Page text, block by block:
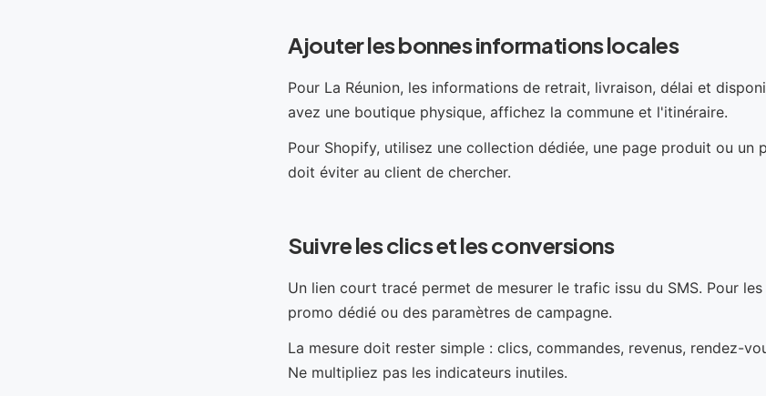
Ajouter les bonnes informations locales
Pour La Réunion, les informations de retrait, livraison, délai et
avez une boutique physique, affichez la commune et l'itinéraire.
Pour Shopify, utilisez une collection dédiée, une page produit ou un
doit éviter au client de chercher.
Suivre les clics et les conversions
Un lien court tracé permet de mesurer le trafic issu du SMS. Pour
promo dédié ou des paramètres de campagne.
La mesure doit rester simple : clics, commandes, revenus, rendez-
Ne multipliez pas les indicateurs inutiles.